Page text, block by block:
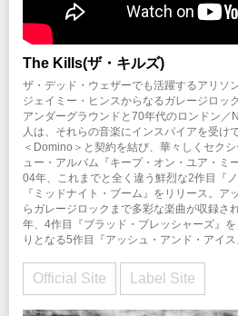
The Kills(ザ・キルズ)
ザ・デッド・ウェザーでも活躍するアリソ
ジェイミー・ヒンスからなるガレージロッ
アンダーグラウンドと70年代のロンドン／
人は、それらの音楽にインスパイアを受け
＜Domino＞と契約を結び、華々しくセク
ュー・アルバム『キープ・オン・ユア・ミ
04年、これまでと全く違う鮮烈な2作目『
『ミッドナイト・ブーム』をリリース。ア
らガレージロックまで多彩な楽曲が収録さ
年、4作目『ブラッド・プレッシャーズ』
りとなる5作目『アッシュ・アンド・アイス
Official Site Label Site